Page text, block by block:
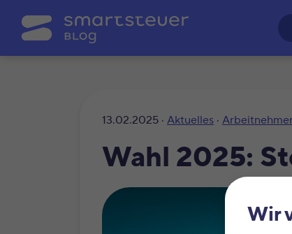
Wir
13.02.2025 · Aktuelles ·
Wahl 2025: